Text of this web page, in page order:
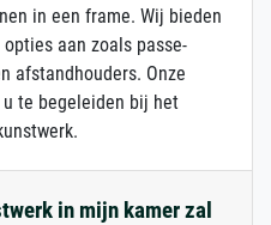
in een frame. Wij bieden
aan zoals passe-
afstandhouders. Onze
te begeleiden bij het
in mijn kamer zal